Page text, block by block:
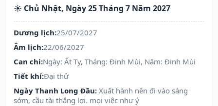
☀️ Chủ Nhật, Ngày 25 Tháng 7 Năm 2027
Dương lịch:25/07/2027
Âm lịch:22/06/2027
Can chi:Ngày: Ất Tỵ, Tháng: Đinh Mùi, Năm: Đinh Mùi
Tiết khí:Đại thử
Ngày Thanh Long Đầu: Xuất hành nên đi vào sáng
sớm, cầu tài thắng lợi. mọi việc như ý